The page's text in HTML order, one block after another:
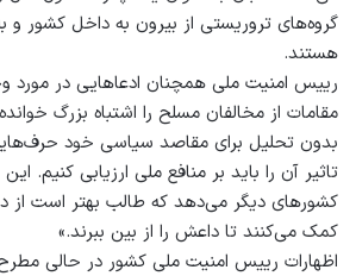
گروه‌های تروریستی از بیرون به داخل کشور
هستند.
رییس امنیت ملی همچنان ادعاهایی در مورد
مقامات از مخالفان مسلح را اشتباه بزرگ
بدون تحلیل برای مقاصد سیاسی خود
تاثیر آن را باید بر منافع ملی ارزیابی کنیم.
کشورهای دیگر می‌دهد که طالب بهتر است از
کمک می‌کنند تا داعش را از بین ببرند.»
اظهارات رییس امنیت ملی کشور در حالی